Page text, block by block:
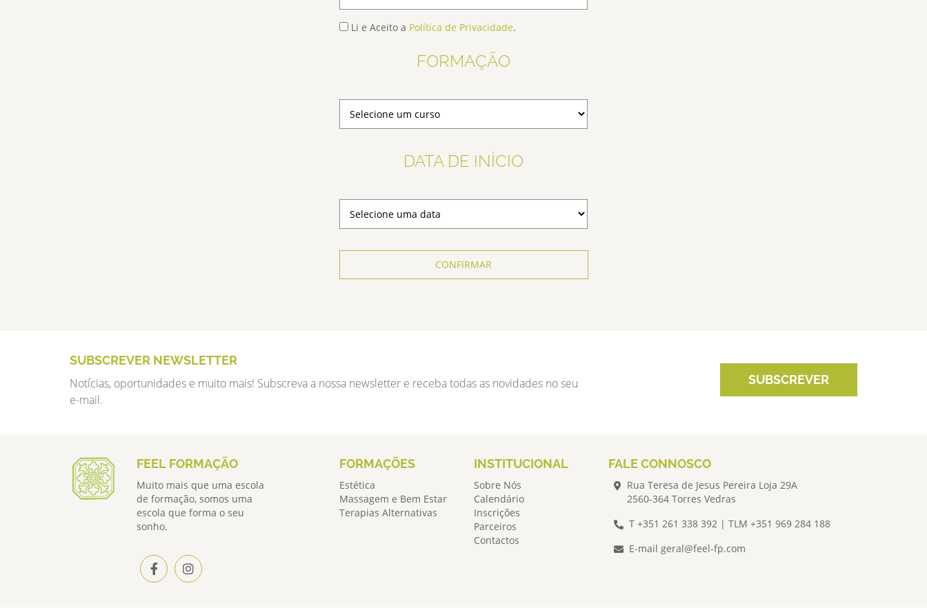
Li e Aceito a Política de Privacidade.
FORMAÇÃO
DATA DE INÍCIO
CONFIRMAR
SUBSCREVER NEWSLETTER
Notícias, oportunidades e muito mais! Subscreva a nossa newsletter e receba todas as novidades no seu
e-mail.
SUBSCREVER
FEEL FORMAÇÃO
Muito mais que uma escola
de formação, somos uma
escola que forma o seu
sonho.
FORMAÇÕES
Estética
Massagem e Bem Estar
Terapias Alternativas
INSTITUCIONAL
Sobre Nós
Calendário
Inscrições
Parceiros
Contactos
FALE CONNOSCO
Rua Teresa de Jesus Pereira Loja 29A
2560-364 Torres Vedras
T +351 261 338 392 | TLM +351 969 284 188
E-mailgeral@feel-fp.com